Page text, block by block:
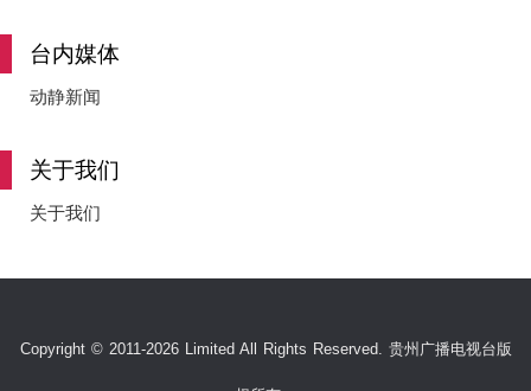
台内媒体
动静新闻
关于我们
关于我们
Copyright © 2011-2026 Limited All Rights Reserved. 贵州广播电视台版